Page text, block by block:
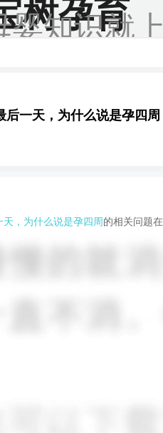
树孕育
婴知识就
一天，为什么说是孕四周
，为什么说是孕四周的相关问题